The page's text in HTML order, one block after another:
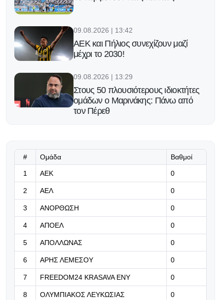
09.08.2026 | 13:42
ΑΕΚ και Πήλιος συνεχίζουν μαζί
μέχρι το 2030!
09.08.2026 | 13:29
Στους 50 πλουσιότερους ιδιοκτήτες
ομάδων ο Μαρινάκης: Πάνω από
τον Πέρεθ
προσπάθεια υπονόμευσης του
Ινφαντίνο
09.08.2026 | 12:49
Πρώην παίκτης του Παναθηναϊκού
πάει σε ομάδα 4ης κατηγορίας της
Ιταλίας
# Ομάδα Βαθμοί
1 ΑΕΚ 0
2 ΑΕΛ 0
3 ΑΝΟΡΘΩΣΗ 0
4 ΑΠΟΕΛ 0
5 ΑΠΟΛΛΩΝΑΣ 0
6 ΑΡΗΣ ΛΕΜΕΣΟΥ 0
7 FREEDOM24 KRASAVA ΕΝΥ 0
8 ΟΛΥΜΠΙΑΚΟΣ ΛΕΥΚΩΣΙΑΣ 0